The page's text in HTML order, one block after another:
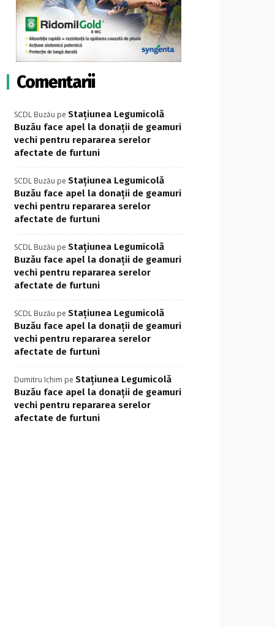
Comentarii
SCDL Buzău pe Stațiunea Legumicolă
Buzău face apel la donații de geamuri
vechi pentru repararea serelor
afectate de furtuni
SCDL Buzău pe Stațiunea Legumicolă
Buzău face apel la donații de geamuri
vechi pentru repararea serelor
afectate de furtuni
SCDL Buzău pe Stațiunea Legumicolă
Buzău face apel la donații de geamuri
vechi pentru repararea serelor
afectate de furtuni
SCDL Buzău pe Stațiunea Legumicolă
Buzău face apel la donații de geamuri
vechi pentru repararea serelor
afectate de furtuni
Dumitru Ichim pe Stațiunea Legumicolă
Buzău face apel la donații de geamuri
vechi pentru repararea serelor
afectate de furtuni